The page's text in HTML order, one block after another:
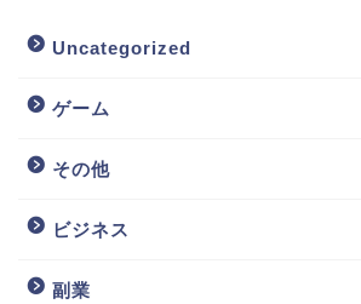
Uncategorized
ゲーム
その他
ビジネス
副業